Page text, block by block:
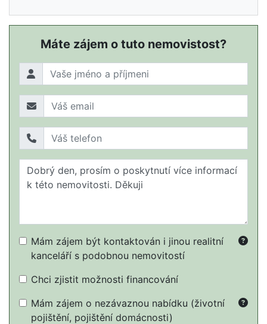
Máte zájem o tuto nemovistost?
Mám zájem být kontaktován i jinou realitní
kanceláří s podobnou nemovitostí
Chci zjistit možnosti financování
Mám zájem o nezávaznou nabídku (životní
pojištění, pojištění domácnosti)